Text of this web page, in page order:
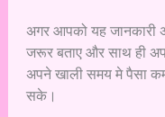
अगर आपको यह जानकारी
जरूर बताए और साथ ही
अपने खाली समय मे पैसा
सके।